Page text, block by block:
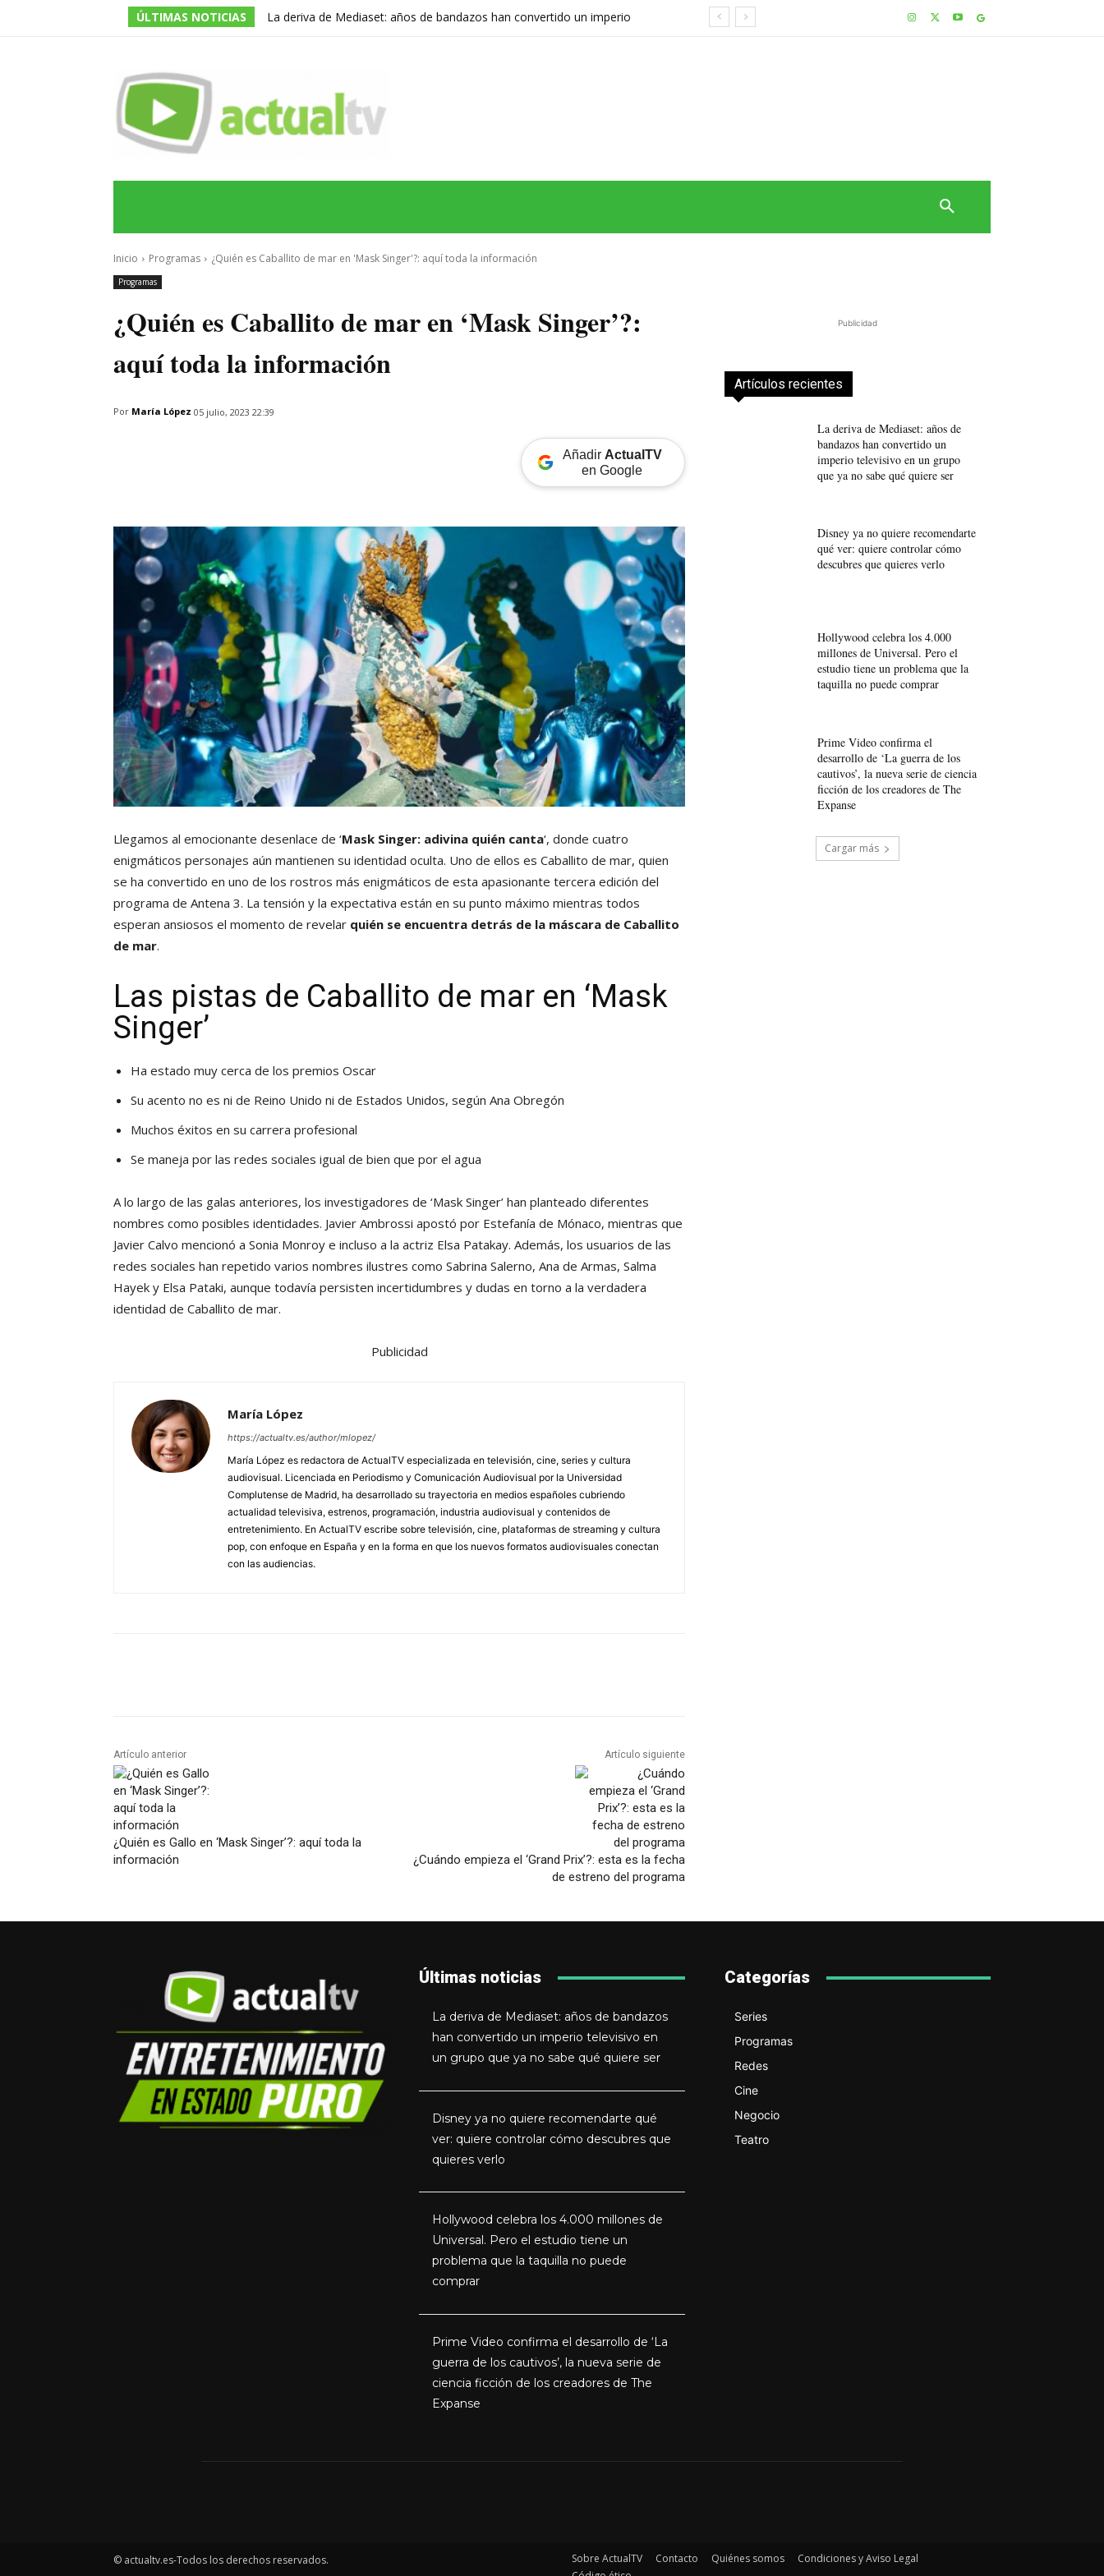
ÚLTIMAS NOTICIAS
La deriva de Mediaset: años de bandazos han convertido un imperio
Inicio Programas ¿Quién es Caballito de mar en 'Mask Singer'?: aquí toda la información
Programas
¿Quién es Caballito de mar en ‘Mask Singer’?:
aquí toda la información
Por María López 05 julio, 2023 22:39
Añadir ActualTV
en Google
Llegamos al emocionante desenlace de ‘Mask Singer: adivina quién canta‘, donde cuatro
enigmáticos personajes aún mantienen su identidad oculta. Uno de ellos es Caballito de mar, quien
se ha convertido en uno de los rostros más enigmáticos de esta apasionante tercera edición del
programa de Antena 3. La tensión y la expectativa están en su punto máximo mientras todos
esperan ansiosos el momento de revelar quién se encuentra detrás de la máscara de Caballito
de mar.
Las pistas de Caballito de mar en ‘Mask
Singer’
Ha estado muy cerca de los premios Oscar
Su acento no es ni de Reino Unido ni de Estados Unidos, según Ana Obregón
Muchos éxitos en su carrera profesional
Se maneja por las redes sociales igual de bien que por el agua
A lo largo de las galas anteriores, los investigadores de ‘Mask Singer’ han planteado diferentes
nombres como posibles identidades. Javier Ambrossi apostó por Estefanía de Mónaco, mientras que
Javier Calvo mencionó a Sonia Monroy e incluso a la actriz Elsa Patakay. Además, los usuarios de las
redes sociales han repetido varios nombres ilustres como Sabrina Salerno, Ana de Armas, Salma
Hayek y Elsa Pataki, aunque todavía persisten incertidumbres y dudas en torno a la verdadera
identidad de Caballito de mar.
Publicidad
María López
https://actualtv.es/author/mlopez/
María López es redactora de ActualTV especializada en televisión, cine, series y cultura
audiovisual. Licenciada en Periodismo y Comunicación Audiovisual por la Universidad
Complutense de Madrid, ha desarrollado su trayectoria en medios españoles cubriendo
actualidad televisiva, estrenos, programación, industria audiovisual y contenidos de
entretenimiento. En ActualTV escribe sobre televisión, cine, plataformas de streaming y cultura
pop, con enfoque en España y en la forma en que los nuevos formatos audiovisuales conectan
con las audiencias.
Artículo anterior
¿Quién es Gallo en ‘Mask Singer’?: aquí toda la
información
Artículo siguiente
¿Cuándo empieza el ‘Grand Prix’?: esta es la fecha
de estreno del programa
Publicidad
Artículos recientes
La deriva de Mediaset: años de
bandazos han convertido un
imperio televisivo en un grupo
que ya no sabe qué quiere ser
Disney ya no quiere recomendarte
qué ver: quiere controlar cómo
descubres que quieres verlo
Hollywood celebra los 4.000
millones de Universal. Pero el
estudio tiene un problema que la
taquilla no puede comprar
Prime Video confirma el
desarrollo de ‘La guerra de los
cautivos’, la nueva serie de ciencia
ficción de los creadores de The
Expanse
Cargar más
Últimas noticias
La deriva de Mediaset: años de bandazos
han convertido un imperio televisivo en
un grupo que ya no sabe qué quiere ser
Disney ya no quiere recomendarte qué
ver: quiere controlar cómo descubres que
quieres verlo
Hollywood celebra los 4.000 millones de
Universal. Pero el estudio tiene un
problema que la taquilla no puede
comprar
Prime Video confirma el desarrollo de ‘La
guerra de los cautivos’, la nueva serie de
ciencia ficción de los creadores de The
Expanse
Categorías
Series
Programas
Redes
Cine
Negocio
Teatro
© actualtv.es-Todos los derechos reservados. Sobre ActualTV Contacto Quiénes somos
Condiciones y Aviso Legal